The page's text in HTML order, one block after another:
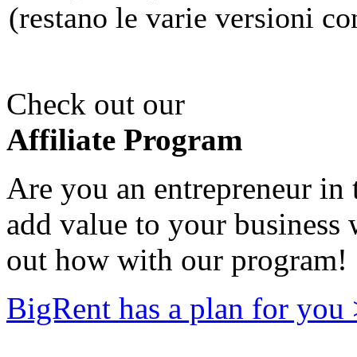
(restano le varie versioni
Check out our
Affiliate Program
Are you an entrepreneur in
add value to your business
out how with our program!
BigRent has a plan for you